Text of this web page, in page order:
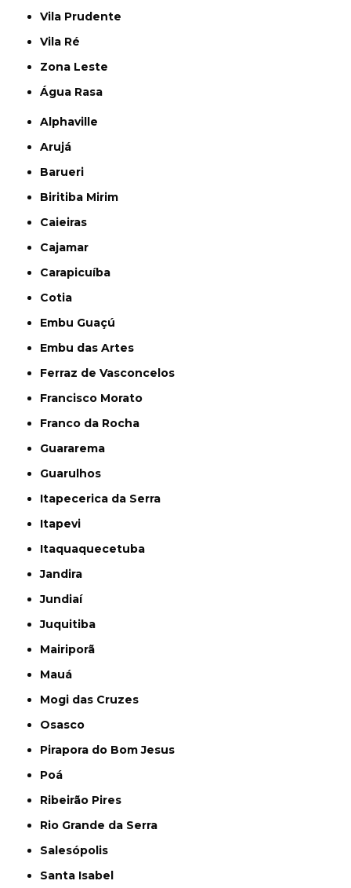
Vila Prudente
Vila Ré
Zona Leste
Água Rasa
Alphaville
Arujá
Barueri
Biritiba Mirim
Caieiras
Cajamar
Carapicuíba
Cotia
Embu Guaçú
Embu das Artes
Ferraz de Vasconcelos
Francisco Morato
Franco da Rocha
Guararema
Guarulhos
Itapecerica da Serra
Itapevi
Itaquaquecetuba
Jandira
Jundiaí
Juquitiba
Mairiporã
Mauá
Mogi das Cruzes
Osasco
Pirapora do Bom Jesus
Poá
Ribeirão Pires
Rio Grande da Serra
Salesópolis
Santa Isabel